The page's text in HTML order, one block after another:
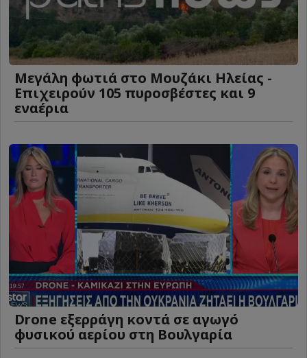
Μεγάλη φωτιά στο Μουζάκι Ηλείας -
Επιχειρούν 105 πυροσβέστες και 9
εναέρια
Drone εξερράγη κοντά σε αγωγό
φυσικού αερίου στη Βουλγαρία